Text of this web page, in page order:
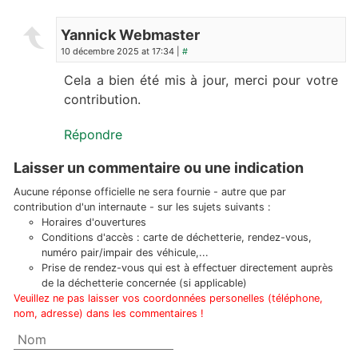
Yannick Webmaster
10 décembre 2025 at 17:34 | #
Cela a bien été mis à jour, merci pour votre
contribution.
Répondre
Laisser un commentaire ou une indication
Aucune réponse officielle ne sera fournie - autre que par
contribution d'un internaute - sur les sujets suivants :
Horaires d'ouvertures
Conditions d'accès : carte de déchetterie, rendez-vous,
numéro pair/impair des véhicule,...
Prise de rendez-vous qui est à effectuer directement auprès
de la déchetterie concernée (si applicable)
Veuillez ne pas laisser vos coordonnées personelles (téléphone,
nom, adresse) dans les commentaires !